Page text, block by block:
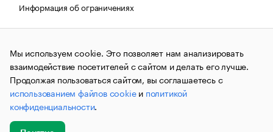
Информация об ограничениях
Правовая информация
О соблюдении авторских прав
© АО «РОСБИЗНЕСКОНСАЛТИНГ»,1995–2026.Сообщения
и материалы информационного агентства «РБК»
(зарегистрировано Федеральной службой по надзору в сфере
связи, информационных технологий и массовых
коммуникаций (Роскомнадзор) 09.12.2015 за номером ИА
№ФС77-63848) сопровождаются пометкой «РБК». Отдельные
публикации могут содержать информацию,
не предназначенную для пользователей
Мы используем cookie. Это позволяет нам анализировать
взаимодействие посетителей с сайтом и делать его лучше.
Продолжая пользоваться сайтом, вы соглашаетесь с
использованием файлов cookieи политикой
конфиденциальности.